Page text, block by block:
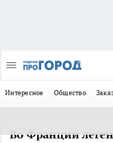
Интересное Общество
Во Франции